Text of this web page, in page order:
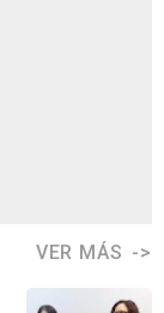
VER MÁS